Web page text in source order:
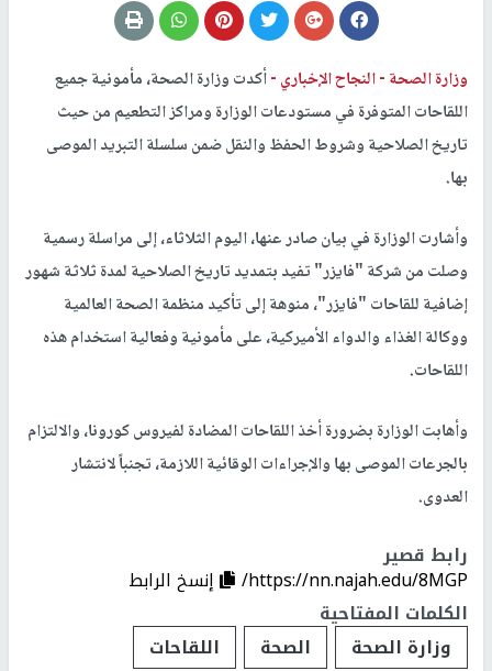
وزارة الصحة -النجاح الإخباري -‎أكدت وزارة الصحة، مأمونية جميع
اللقاحات المتوفرة في مستودعات الوزارة ومراكز التطعيم من حيث
تاريخ الصلاحية وشروط الحفظ والنقل ضمن سلسلة التبريد الموصى
بها.
‎وأشارت الوزارة في بيان صادر عنها، اليوم الثلاثاء، إلى مراسلة رسمية
وصلت من شركة "فايزر" تفيد بتمديد تاريخ الصلاحية لمدة ثلاثة شهور
إضافية للقاحات "فايزر"، منوهة إلى تأكيد منظمة الصحة العالمية
ووكالة الغذاء والدواء الأميركية، على مأمونية وفعالية استخدام هذه
اللقاحات.
‎وأهابت الوزارة بضرورة أخذ اللقاحات المضادة لفيروس كورونا، والالتزام
بالجرعات الموصى بها والإجراءات الوقائية اللازمة، تجنباً لانتشار
العدوى.
رابط قصير
https://nn.najah.edu/8MGP/
إنسخ الرابط
الكلمات المفتاحية
وزارة الصحة
الصحة اللقاحات